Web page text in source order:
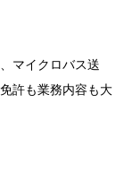
マイクロバス送
許も業務内容も大